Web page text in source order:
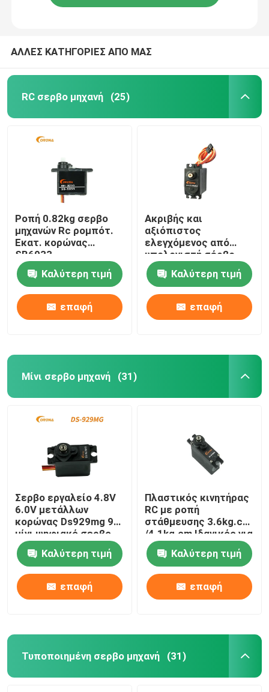
Προϊόντα
ΑΛΛΕΣ ΚΑΤΗΓΟΡΙΕΣ ΑΠΟ ΜΑΣ
RC σερβο μηχανή (25)
Ροπή 0.82kg σερβο
μηχανών Rc ρομπότ.
Εκατ. κορώνας
SB6033
Καλύτερη τιμή
επαφή
Ακριβής και
αξιόπιστος
ελεγχόμενος από
υπολογιστή σέρβο
κινητήρας με
προστασία IP54
Καλύτερη τιμή
επαφή
Μίνι σερβο μηχανή (31)
Σερβο εργαλείο 4.8V
6.0V μετάλλων
κορώνας Ds929mg 9g
μίνι ψηφιακό σερβο
Καλύτερη τιμή
επαφή
Πλαστικός κινητήρας
RC με ροπή
στάθμευσης 3.6kg.cm
/4.1kg.cm Ιδανικός για
πρωτότυπο
Καλύτερη τιμή
επαφή
Τυποποιημένη σερβο μηχανή (31)